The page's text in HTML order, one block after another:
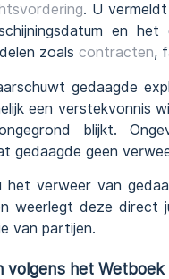
. U
en
zoals contracten,
gedaagde
een verstekvonnis
blijkt.
gedaagde geen
het verweer van
weerlegt deze direct
van partijen.
volgens het